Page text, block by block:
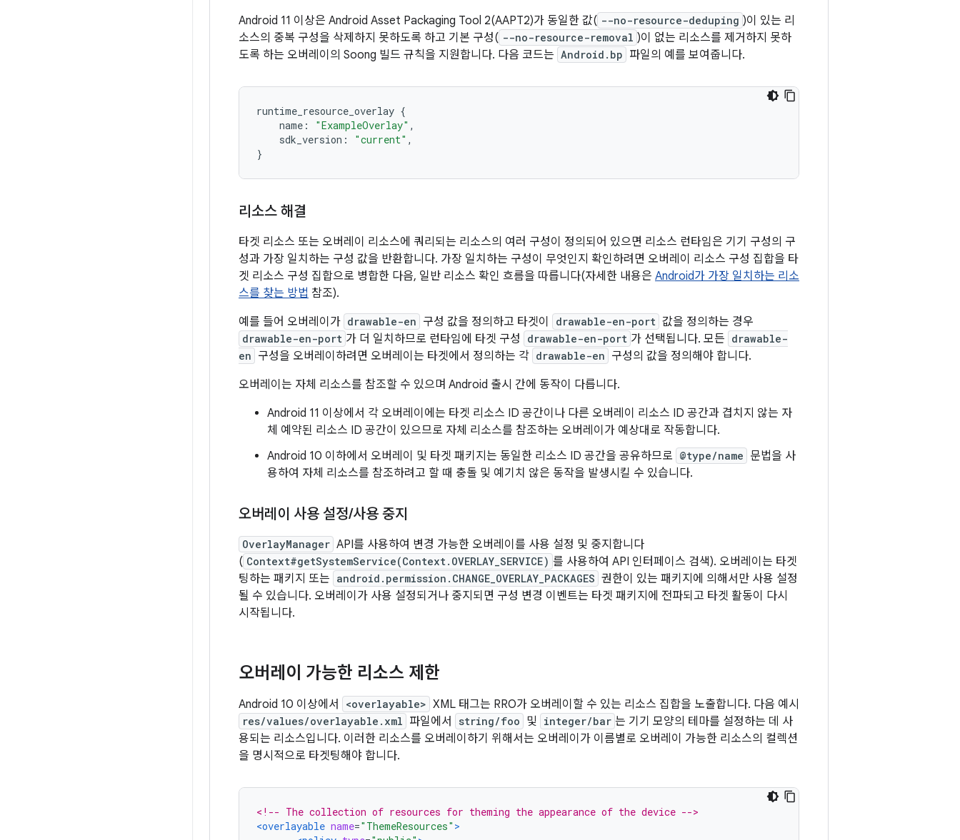
Android 11 이상은 Android Asset Packaging Tool 2(AAPT2)가 동일한 값( --no-resource-deduping )이 있는 리
소스의 중복 구성을 삭제하지 못하도록 하고 기본 구성( --no-resource-removal )이 없는 리소스를 제거하지 못하
도록 하는 오버레이의 Soong 빌드 규칙을 지원합니다. 다음 코드는 Android.bp 파일의 예를 보여줍니다.
runtime_resource_overlay {
name : "ExampleOverlay" ,
sdk_version : "current" ,
}
리소스 해결
타겟 리소스 또는 오버레이 리소스에 쿼리되는 리소스의 여러 구성이 정의되어 있으면 리소스 런타임은 기기 구성의 구
성과 가장 일치하는 구성 값을 반환합니다. 가장 일치하는 구성이 무엇인지 확인하려면 오버레이 리소스 구성 집합을 타
겟 리소스 구성 집합으로 병합한 다음, 일반 리소스 확인 흐름을 따릅니다(자세한 내용은 Android가 가장 일치하는 리소
스를 찾는 방법 참조).
예를 들어 오버레이가 drawable-en 구성 값을 정의하고 타겟이 drawable-en-port 값을 정의하는 경우
drawable-en-port 가 더 일치하므로 런타임에 타겟 구성 drawable-en-port 가 선택됩니다. 모든 drawable-
en 구성을 오버레이하려면 오버레이는 타겟에서 정의하는 각 drawable-en 구성의 값을 정의해야 합니다.
오버레이는 자체 리소스를 참조할 수 있으며 Android 출시 간에 동작이 다릅니다.
Android 11 이상에서 각 오버레이에는 타겟 리소스 ID 공간이나 다른 오버레이 리소스 ID 공간과 겹치지 않는 자
체 예약된 리소스 ID 공간이 있으므로 자체 리소스를 참조하는 오버레이가 예상대로 작동합니다.
Android 10 이하에서 오버레이 및 타겟 패키지는 동일한 리소스 ID 공간을 공유하므로 @type/name 문법을 사
용하여 자체 리소스를 참조하려고 할 때 충돌 및 예기치 않은 동작을 발생시킬 수 있습니다.
오버레이 사용 설정/사용 중지
OverlayManager API를 사용하여 변경 가능한 오버레이를 사용 설정 및 중지합니다
( Context#getSystemService(Context.OVERLAY_SERVICE) 를 사용하여 API 인터페이스 검색). 오버레이는 타겟
팅하는 패키지 또는 android.permission.CHANGE_OVERLAY_PACKAGES 권한이 있는 패키지에 의해서만 사용 설정
될 수 있습니다. 오버레이가 사용 설정되거나 중지되면 구성 변경 이벤트는 타겟 패키지에 전파되고 타겟 활동이 다시
시작됩니다.
오버레이 가능한 리소스 제한
Android 10 이상에서 <overlayable> XML 태그는 RRO가 오버레이할 수 있는 리소스 집합을 노출합니다. 다음 예시
res/values/overlayable.xml 파일에서 string/foo 및 integer/bar 는 기기 모양의 테마를 설정하는 데 사
용되는 리소스입니다. 이러한 리소스를 오버레이하기 위해서는 오버레이가 이름별로 오버레이 가능한 리소스의 컬렉션
을 명시적으로 타겟팅해야 합니다.
<!-- The collection of resources for theming the appearance of the device -->
<overlayable name="ThemeResources" >